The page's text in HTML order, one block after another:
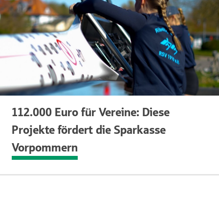
112.000 Euro für Vereine: Diese
Projekte fördert die Sparkasse
Vorpommern